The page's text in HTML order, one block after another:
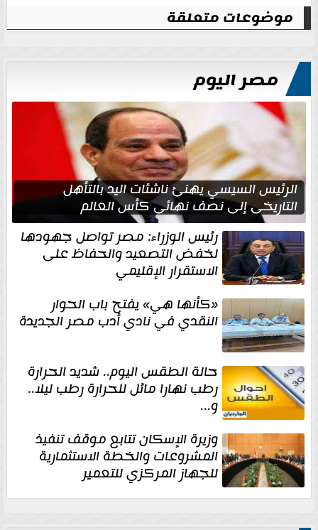
موضوعات متعلقة
مصر اليوم
الرئيس السيسي يهنئ ناشئات اليد بالتأهل
التاريخي إلى نصف نهائي كأس العالم
رئيس الوزراء: مصر تواصل جهودها
لخفض التصعيد والحفاظ على
الاستقرار الإقليمي
«كأنها هي» يفتح باب الحوار
النقدي في نادي أدب مصر الجديدة
حالة الطقس اليوم.. شديد الحرارة
رطب نهارا مائل للحرارة رطب ليلا..
و...
وزيرة الإسكان تتابع موقف تنفيذ
المشروعات والخطة الاستثمارية
للجهاز المركزي للتعمير